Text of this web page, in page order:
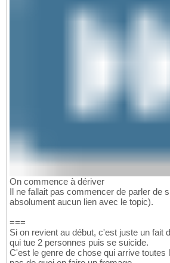
On commence à dériver
Il ne fallait pas commencer de parler de
absolument aucun lien avec le topic).
===
Si on revient au début, c'est juste un fait
qui tue 2 personnes puis se suicide.
C'est le genre de chose qui arrive toutes